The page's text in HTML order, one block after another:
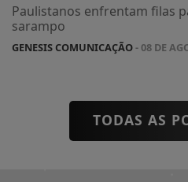
Paulistanos enfrentam filas
sarampo
GENESIS COMUNICAÇÃO- 08 DE
TODAS AS